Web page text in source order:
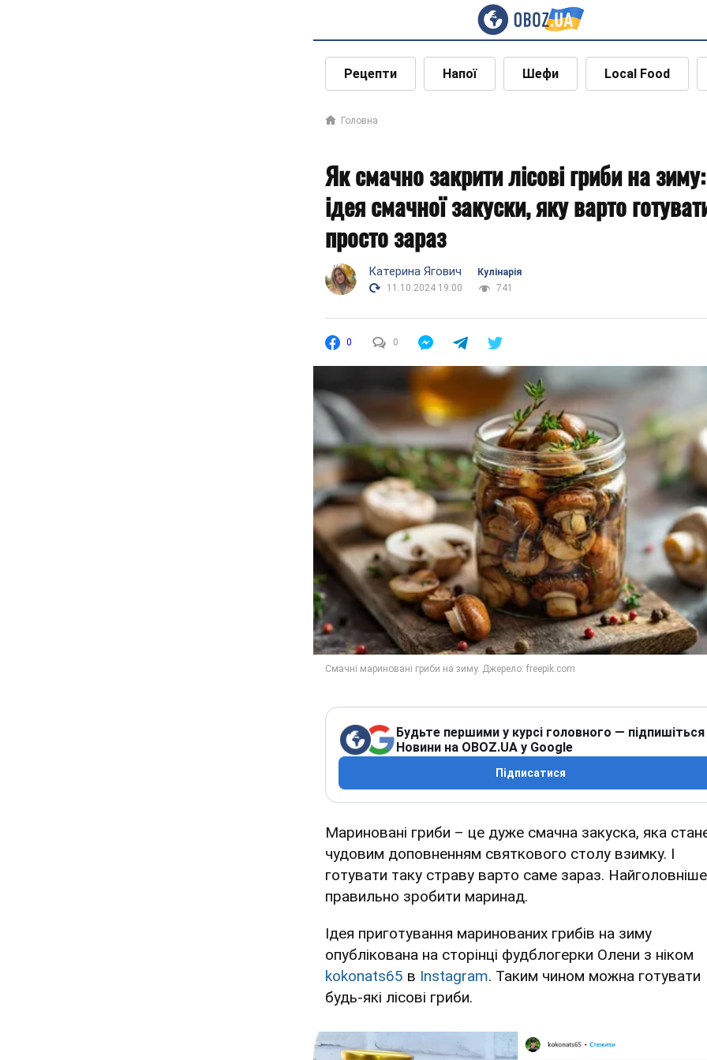
Рецепти Напої Шефи Local Food
Головна
Як смачно закрити лісові гриби на зиму:
ідея смачної закуски, яку варто
просто зараз
Катерина Ягович
Кулінарія
11.10.2024 19:00
741
0 0
Будьте першими у курсі головного — підпишіться
Новини на OBOZ.UA у Google
Підписатися
Мариновані гриби – це дуже смачна закуска, яка
чудовим доповненням святкового столу взимку. І
готувати таку страву варто саме зараз.
правильно зробити маринад.
Ідея приготування маринованих грибів на зиму
опублікована на сторінці фудблогерки Олени з ніком
kokonats65 в Instagram. Таким чином можна готувати
будь-які лісові гриби.